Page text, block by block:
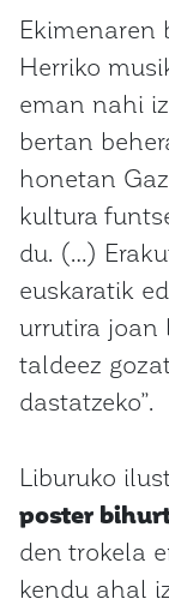
Ekimenaren
Herriko
eman nahi
bertan
honetan
kultura
du. (…)
euskaratik
urrutira joan
taldeez
dastatzeko”.
Liburuko
poster
den trokela
kendu ahal